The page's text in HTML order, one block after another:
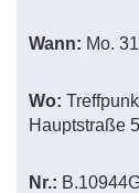
Wann: Mo.
Wo:
Hauptstraße
Nr.: